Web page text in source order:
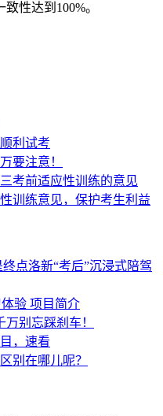
性达到100%。
利试考
要注意！
考前适应性训练的意见
训练意见，保护考生利益
点洛新“考后”沉浸式陪驾
验 项目简介
别忘踩刹车！
，速看
别在哪儿呢？